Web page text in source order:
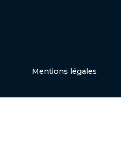
Mentions légales